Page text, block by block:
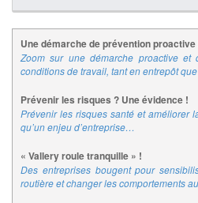
Une démarche de prévention proactive
Zoom sur une démarche proactive
conditions de travail, tant en entrepôt
Prévenir les risques ? Une évidence !
Prévenir les risques santé et améliorer
qu’un enjeu d’entreprise…
« Vallery roule tranquille » !
Des entreprises bougent pour
routière et changer les comportements